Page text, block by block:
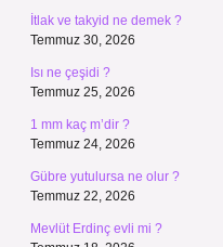
İtlak ve takyid ne demek ?
Temmuz 30, 2026
Isı ne çeşidi ?
Temmuz 25, 2026
1 mm kaç m’dir ?
Temmuz 24, 2026
Gübre yutulursa ne olur ?
Temmuz 22, 2026
Mevlüt Erdinç evli mi ?